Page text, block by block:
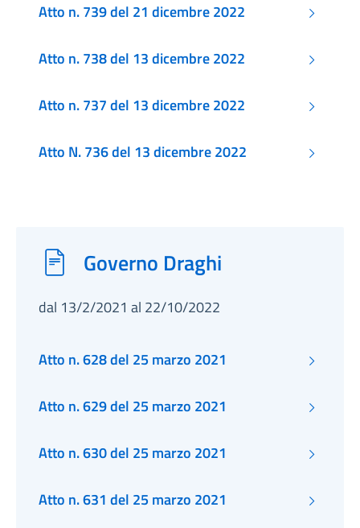
Atto n. 739 del 21 dicembre 2022
Atto n. 738 del 13 dicembre 2022
Atto n. 737 del 13 dicembre 2022
Atto N. 736 del 13 dicembre 2022
Governo Draghi
dal 13/2/2021 al 22/10/2022
Atto n. 628 del 25 marzo 2021
Atto n. 629 del 25 marzo 2021
Atto n. 630 del 25 marzo 2021
Atto n. 631 del 25 marzo 2021